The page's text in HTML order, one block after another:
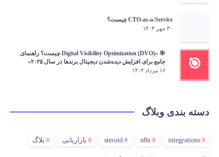
CTO-as-a-Service چیست؟
۳۰ مهر ۱۴۰۴
🎯
🎯 «Digital Visibility Optimization (DVO) چیست؟ راهنمای
جامع برای افزایش دیده‌شدن دیجیتال برندها در سال ۲۰۲۵»
۱۶ مرداد ۱۴۰۴
دسته بندی وبلاگ
integrations
n8n
steroid بازاریابی بلاگ